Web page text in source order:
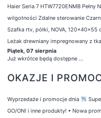
Haier Seria 7 HTW7720ENMB
wilgotności Zdalne sterowanie
Szafka rtv, półki, NOVA, 120x40x55
Leżak drewniany impregnowany z
Piątek, 07 sierpnia
Już wkrótce będą dostępne ...
OKAZJE I
Wyprzedaże i promocje dnia
GO/ON! i inne produkty! • Nowa